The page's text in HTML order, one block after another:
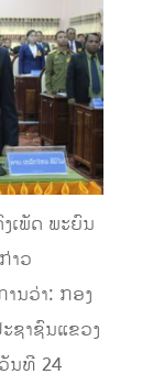
ພັດ ພະຍົນ
າວ
ນວ່າ: ກອງ
ຊາຊົນແຂວງ
ນທີ 24